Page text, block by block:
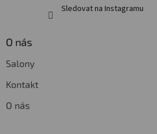
Sledovat na Instagramu
O nás
Salony
Kontakt
O nás